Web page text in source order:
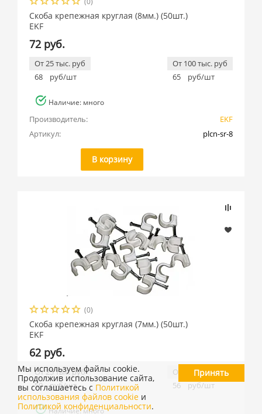
Скоба крепежная круглая (8мм.) (50шт.)
EKF
72 руб.
От 25 тыс. руб
68
руб/шт
От 100 тыс. руб
65
руб/шт
Наличие: много
Производитель:
EKF
Артикул:
plcn-sr-8
В корзину
(0)
Скоба крепежная круглая (7мм.) (50шт.)
EKF
62 руб.
От 25 тыс. руб
59 руб/шт
От 100 тыс. руб
56 руб/шт
Наличие: много
Мы используем файлы cookie.
Продолжив использование сайта,
вы соглашаетесь с Политикой
использования файлов cookie и
Политикой конфиденциальности.
Принять